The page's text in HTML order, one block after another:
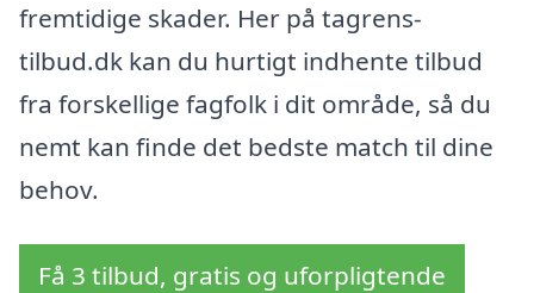
fremtidige skader. Her på tagrens-
tilbud.dk kan du hurtigt indhente tilbud
fra forskellige fagfolk i dit område, så du
nemt kan finde det bedste match til dine
behov.
Få 3 tilbud, gratis og uforpligtende